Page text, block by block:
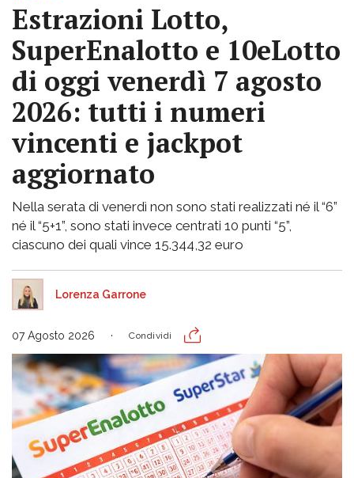
Estrazioni Lotto,
SuperEnalotto e 10eLotto
di oggi venerdì 7 agosto
2026: tutti i numeri
vincenti e jackpot
aggiornato
Nella serata di venerdì non sono stati realizzati né il “6”
né il “5+1”, sono stati invece centrati 10 punti “5”,
ciascuno dei quali vince 15.344,32 euro
Lorenza Garrone
07 Agosto 2026 Condividi